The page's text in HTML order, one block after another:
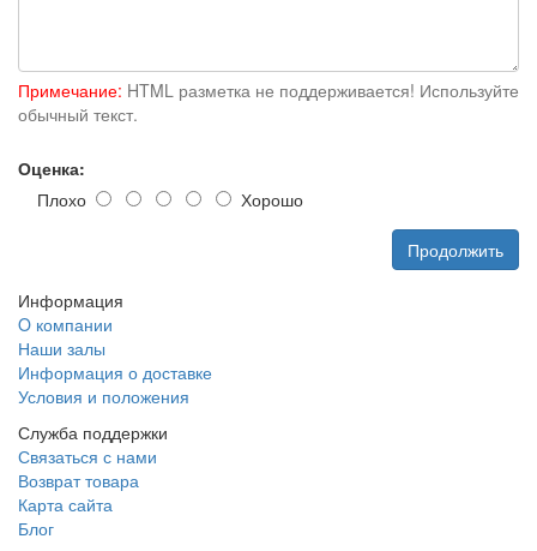
Примечание: HTML разметка не поддерживается! Используйте
обычный текст.
Оценка:
Плохо
Хорошо
Продолжить
Информация
O компании
Наши залы
Информация о доставке
Условия и положения
Служба поддержки
Связаться с нами
Возврат товара
Карта сайта
Блог